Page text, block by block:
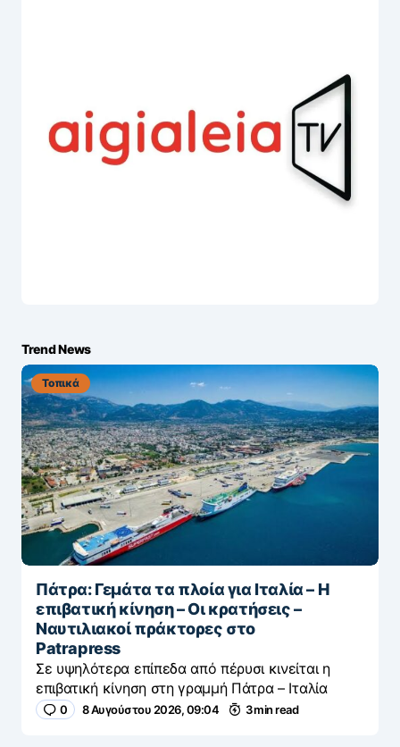
Trend News
Τοπικά
Πάτρα: Γεμάτα τα πλοία για Ιταλία – Η
επιβατική κίνηση – Οι κρατήσεις –
Ναυτιλιακοί πράκτορες στο
Patrapress
Σε υψηλότερα επίπεδα από πέρυσι κινείται η
επιβατική κίνηση στη γραμμή Πάτρα – Ιταλία
0 8 Αυγούστου 2026, 09:04 3 min read